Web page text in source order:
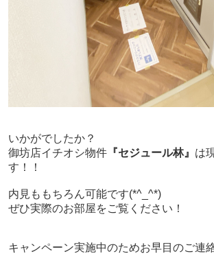
いかがでしたか？
御坊店イチオシ物件『セジュール林』 は
す！！
内見ももちろん可能です(*^_^*)
ぜひ実際のお部屋をご覧ください！
キャンペーン実施中のためお早目のご連